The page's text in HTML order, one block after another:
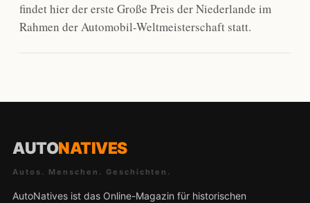
findet hier der erste Große Preis der Niederlande im
Rahmen der Automobil-Weltmeisterschaft statt.
AUTONATIVES
Autos. Menschen. Geschichten.
AutoNatives ist das Online-Magazin für historischen